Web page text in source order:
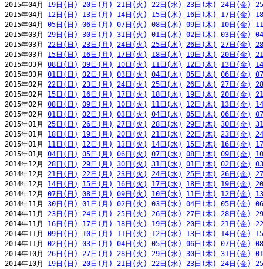
2015年04月 19日(日) 20日(月) 21日(火) 22日(水) 23日(木) 24日(金)
2015年04月 12日(日) 13日(月) 14日(火) 15日(水) 16日(木) 17日(金)
2015年04月 05日(日) 06日(月) 07日(火) 08日(水) 09日(木) 10日(金)
2015年03月 29日(日) 30日(月) 31日(火) 01日(水) 02日(木) 03日(金)
2015年03月 22日(日) 23日(月) 24日(火) 25日(水) 26日(木) 27日(金)
2015年03月 15日(日) 16日(月) 17日(火) 18日(水) 19日(木) 20日(金)
2015年03月 08日(日) 09日(月) 10日(火) 11日(水) 12日(木) 13日(金)
2015年03月 01日(日) 02日(月) 03日(火) 04日(水) 05日(木) 06日(金)
2015年02月 22日(日) 23日(月) 24日(火) 25日(水) 26日(木) 27日(金)
2015年02月 15日(日) 16日(月) 17日(火) 18日(水) 19日(木) 20日(金)
2015年02月 08日(日) 09日(月) 10日(火) 11日(水) 12日(木) 13日(金)
2015年02月 01日(日) 02日(月) 03日(火) 04日(水) 05日(木) 06日(金)
2015年01月 25日(日) 26日(月) 27日(火) 28日(水) 29日(木) 30日(金)
2015年01月 18日(日) 19日(月) 20日(火) 21日(水) 22日(木) 23日(金)
2015年01月 11日(日) 12日(月) 13日(火) 14日(水) 15日(木) 16日(金)
2015年01月 04日(日) 05日(月) 06日(火) 07日(水) 08日(木) 09日(金)
2014年12月 28日(日) 29日(月) 30日(火) 31日(水) 01日(木) 02日(金)
2014年12月 21日(日) 22日(月) 23日(火) 24日(水) 25日(木) 26日(金)
2014年12月 14日(日) 15日(月) 16日(火) 17日(水) 18日(木) 19日(金)
2014年12月 07日(日) 08日(月) 09日(火) 10日(水) 11日(木) 12日(金)
2014年11月 30日(日) 01日(月) 02日(火) 03日(水) 04日(木) 05日(金)
2014年11月 23日(日) 24日(月) 25日(火) 26日(水) 27日(木) 28日(金)
2014年11月 16日(日) 17日(月) 18日(火) 19日(水) 20日(木) 21日(金)
2014年11月 09日(日) 10日(月) 11日(火) 12日(水) 13日(木) 14日(金)
2014年11月 02日(日) 03日(月) 04日(火) 05日(水) 06日(木) 07日(金)
2014年10月 26日(日) 27日(月) 28日(火) 29日(水) 30日(木) 31日(金)
2014年10月 19日(日) 20日(月) 21日(火) 22日(水) 23日(木) 24日(金)